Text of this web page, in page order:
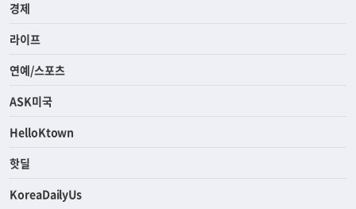
사회
경제
라이프
연예/스포츠
ASK미국
HelloKtown
핫딜